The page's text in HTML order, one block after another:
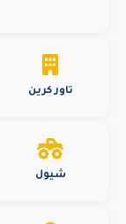
تاور كرين
شيول